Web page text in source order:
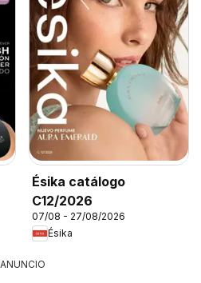
Ésika catálogo
C12/2026
07/08 - 27/08/2026
Ésika
ANUNCIO